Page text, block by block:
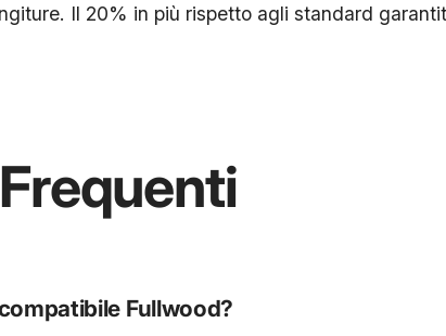
Il 20% in più rispetto agli standard
Fullwood?